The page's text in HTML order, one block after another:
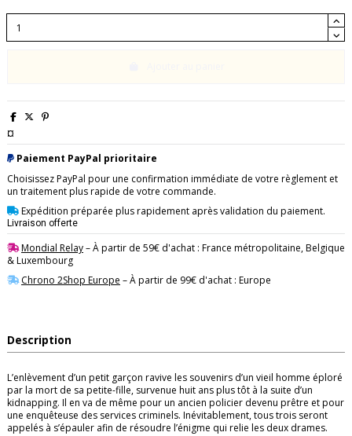
¤
Paiement PayPal prioritaire
Choisissez PayPal pour une confirmation immédiate de votre règlement et
un traitement plus rapide de votre commande.
Expédition préparée plus rapidement après validation du paiement.
Livraison offerte
Mondial Relay– À partir de 59€ d'achat : France métropolitaine, Belgique
& Luxembourg
Chrono 2Shop Europe – À partir de 99€ d'achat : Europe
Description
L’enlèvement d’un petit garçon ravive les souvenirs d’un vieil homme éploré
par la mort de sa petite-fille, survenue huit ans plus tôt à la suite d’un
kidnapping. Il en va de même pour un ancien policier devenu prêtre et pour
une enquêteuse des services criminels. Inévitablement, tous trois seront
appelés à s’épauler afin de résoudre l’énigme qui relie les deux drames.